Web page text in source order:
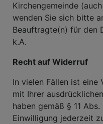
Kirchengemeinde
wenden Sie sich bitte
Beauftragte(n) für den
k.A.
Recht auf Widerruf
In vielen Fällen ist eine
mit Ihrer
haben gemäß § 11
Einwilligung jederzeit